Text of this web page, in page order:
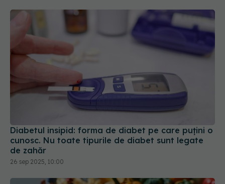
Diabetul insipid: forma de diabet pe care puțini o
de zahăr
26 sep 2025, 10:00